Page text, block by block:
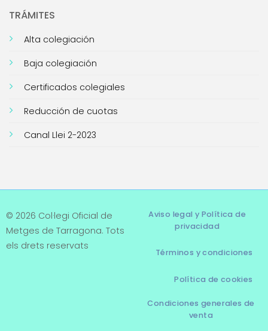
TRÁMITES
Alta colegiación
Baja colegiación
Certificados colegiales
Reducción de cuotas
Canal Llei 2-2023
© 2026 Col·legi Oficial de
Metges de Tarragona. Tots
els drets reservats
Aviso legal y Política de
privacidad
Términos y condiciones
Política de cookies
Condiciones generales de
venta